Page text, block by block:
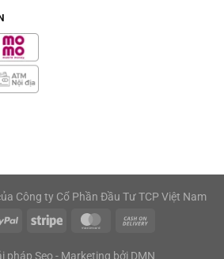
Công ty Cổ Phần Đầu Tư TCP Việt Nam
pháp Seo - Marketing bởi DMN